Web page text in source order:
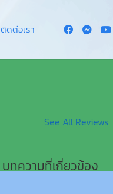
ติดต่อเรา
See All Reviews
บทความที่เกี่ยวข้อง